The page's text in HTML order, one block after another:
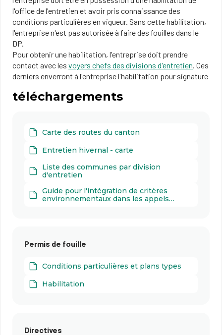
l'office de l'entretien et avoir pris connaissance des
conditions particulières en vigueur. Sans cette habilitation,
l'entreprise n'est pas autorisée à faire des fouilles dans le
DP.
Pour obtenir une habilitation, l'entreprise doit prendre
contact avec les voyers chefs des divisions d'entretien. Ces
derniers enverront à l'entreprise l'habilitation pour signature
téléchargements
Carte des routes du canton
Entretien hivernal - carte
Liste des communes par division
d'entretien
Guide pour l'intégration de critères
environnementaux dans les appels
Permis de fouille
Conditions particulières et plans types
Habilitation
Directives